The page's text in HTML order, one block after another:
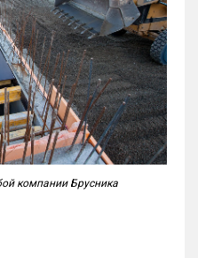
компании Брусника